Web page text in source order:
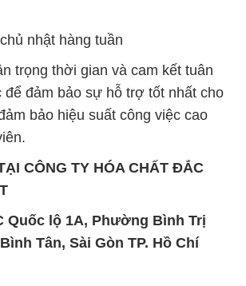
nhật hàng tuần
trọng thời gian và cam kết tuân
để đảm bảo sự hỗ trợ tốt nhất cho
bảo hiệu suất công việc cao
CÔNG TY HÓA CHẤT ĐẮC
Quốc lộ 1A, Phường Bình Trị
Tân, Sài Gòn TP. Hồ Chí